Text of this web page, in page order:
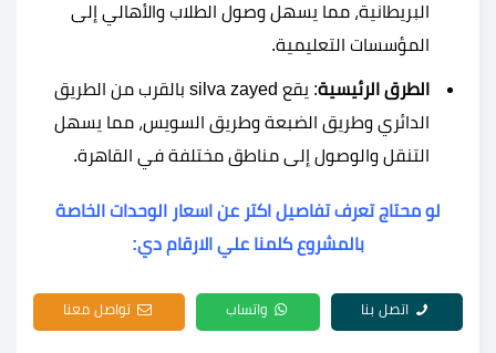
البريطانية، مما يسهل وصول الطلاب والأهالي إلى
المؤسسات التعليمية.
الطرق الرئيسية
: يقع silva zayed بالقرب من الطريق
الدائري وطريق الضبعة وطريق السويس، مما يسهل
التنقل والوصول إلى مناطق مختلفة في القاهرة.
لو محتاج تعرف تفاصيل اكتر عن اسعار الوحدات الخاصة
بالمشروع كلمنا علي الارقام دي:
اتصل بنا واتساب تواصل معنا